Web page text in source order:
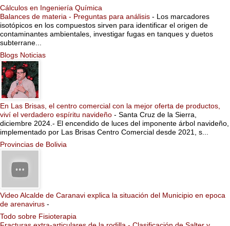
Cálculos en Ingeniería Química
Balances de materia - Preguntas para análisis - Los marcadores
isotópicos en los compuestos sirven para identificar el origen de
contaminantes ambientales, investigar fugas en tanques y duetos
subterrane...
Blogs Noticias
En Las Brisas, el centro comercial con la mejor oferta de productos,
viví el verdadero espíritu navideño - Santa Cruz de la Sierra,
diciembre 2024.- El encendido de luces del imponente árbol navideño,
implementado por Las Brisas Centro Comercial desde 2021, s...
Provincias de Bolivia
Video Alcalde de Caranavi explica la situación del Municipio en epoca
de arenavirus -
Todo sobre Fisioterapia